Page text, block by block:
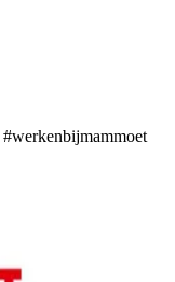
#werkenbijmammoet